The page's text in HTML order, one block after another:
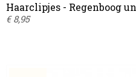
Haarclipjes - Regenboog
€ 8,95